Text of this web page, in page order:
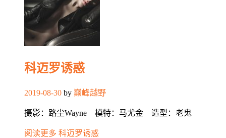
科迈罗诱惑
2019-08-30 by 巅峰越野
摄影：路尘Wayne 模特：马尤金 造型：老鬼
阅读更多 科迈罗诱惑